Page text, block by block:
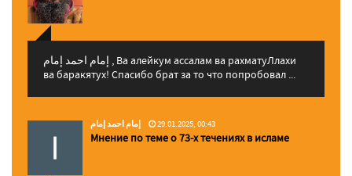
إمام احمد إمام , Ва алейкум ассалам ва рахматуЛлахи
ва баракятух! Спасибо брат за то что попробовал ...
إمام احمد إمام 29.01.2025, 00:43
Мнение по теме о 73-х течениях в исламе